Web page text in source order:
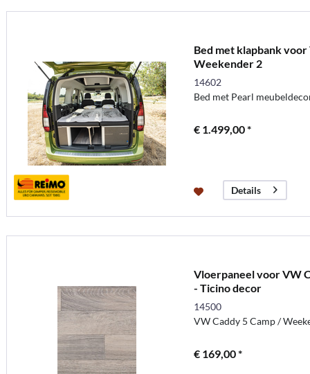
Bed met klapbank voor
Weekender 2
14602
Bed met Pearl
€ 1.499,00 *
Details
Vloerpaneel voor VW
- Ticino decor
14500
VW Caddy 5 Camp /
€ 169,00 *